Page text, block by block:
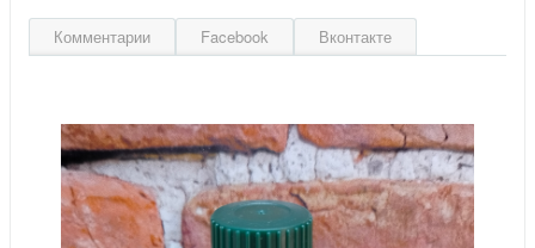
Комментарии Facebook Вконтакте